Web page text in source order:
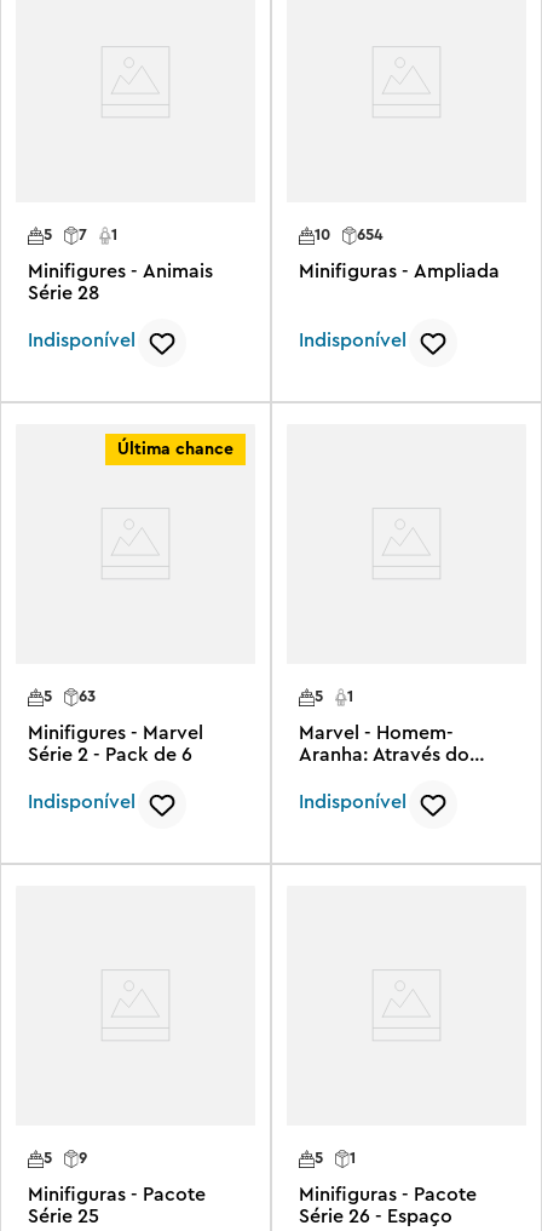
7 1
5
Minifigures - Animais
Série 28
Indisponível
654
10
Minifiguras - Ampliada
Indisponível
Última chance
63
5
Minifigures - Marvel
Série 2 - Pack de 6
Indisponível
5 1
Marvel - Homem-
Aranha: Através do
Indisponível
9
5
Minifiguras - Pacote
Série 25
1
5
Minifiguras - Pacote
Série 26 - Espaço